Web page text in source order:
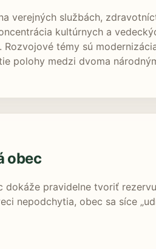
verejných službách,
kultúrnych a
Rozvojové témy sú
polohy medzi dvoma
obec
dokáže pravidelne tvoriť
nepodchytia, obec sa síce